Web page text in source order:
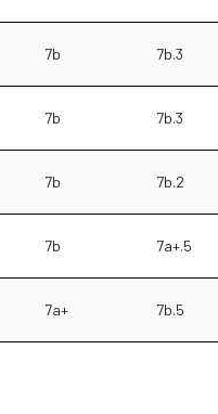
7b 7b.3
7b 7b.3
7b 7b.2
7b 7a+.5
7a+ 7b.5